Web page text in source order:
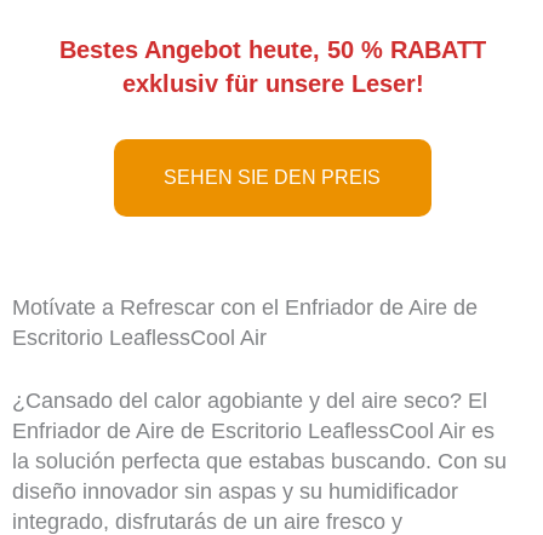
Bestes Angebot heute, 50 % RABATT
exklusiv für unsere Leser!
SEHEN SIE DEN PREIS
Motívate a Refrescar con el Enfriador de Aire de
Escritorio LeaflessCool Air
¿Cansado del calor agobiante y del aire seco? El
Enfriador de Aire de Escritorio LeaflessCool Air es
la solución perfecta que estabas buscando. Con su
diseño innovador sin aspas y su humidificador
integrado, disfrutarás de un aire fresco y